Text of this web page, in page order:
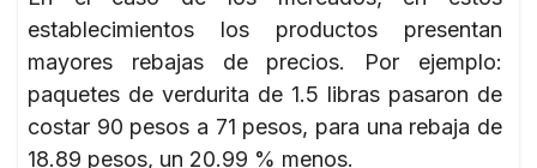
establecimientos los productos presentan
mayores rebajas de precios. Por ejemplo:
paquetes de verdurita de 1.5 libras pasaron de
costar 90 pesos a 71 pesos, para una rebaja de
18.89 pesos, un 20.99 % menos.